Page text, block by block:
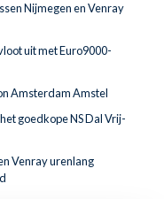
Nijmegen en Venray
uit met Euro9000-
Amsterdam Amstel
goedkope NS Dal Vrij-
Venray urenlang